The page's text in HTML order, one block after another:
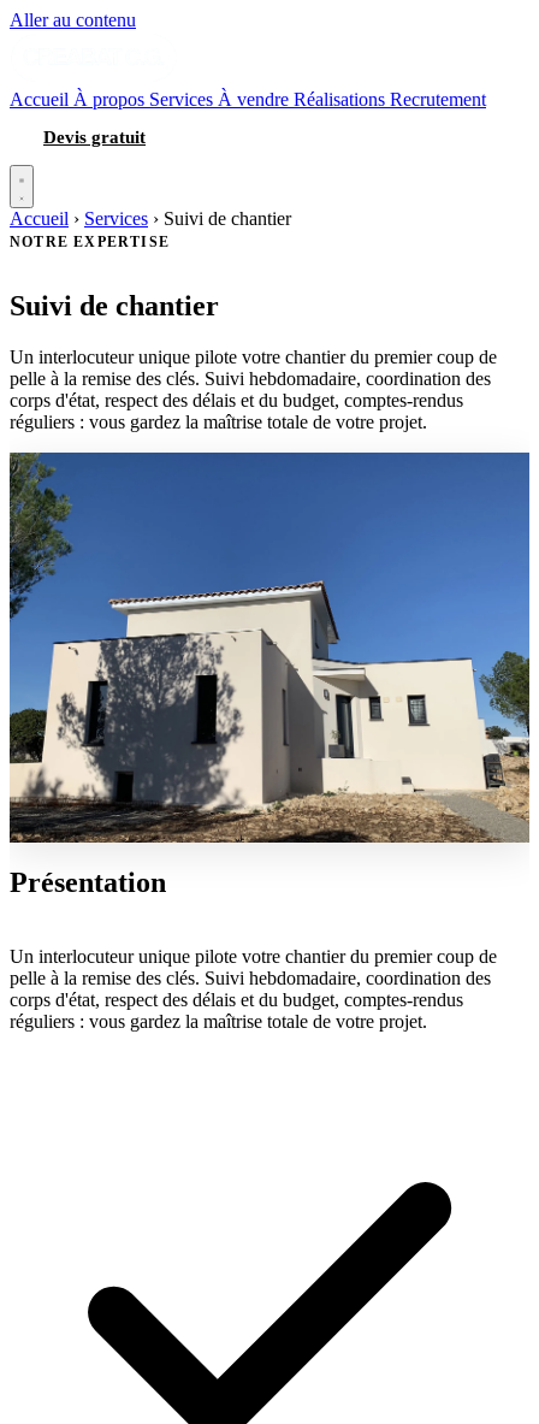
Aller au contenu
Accueil À propos Services À vendre Réalisations Recrutement
Devis gratuit
Accueil › Services › Suivi de chantier
NOTRE EXPERTISE
Suivi de chantier
Un interlocuteur unique pilote votre chantier du premier coup de
pelle à la remise des clés. Suivi hebdomadaire, coordination des
corps d'état, respect des délais et du budget, comptes-rendus
réguliers : vous gardez la maîtrise totale de votre projet.
Présentation
Un interlocuteur unique pilote votre chantier du premier coup de
pelle à la remise des clés. Suivi hebdomadaire, coordination des
corps d'état, respect des délais et du budget, comptes-rendus
réguliers : vous gardez la maîtrise totale de votre projet.